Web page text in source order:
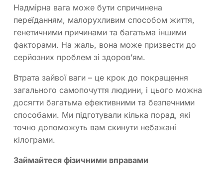
Надмірна вага може бути спричинена
переїданням, малорухливим способом життя,
генетичними причинами та багатьма іншими
факторами. На жаль, вона може призвести до
серйозних проблем зі здоров’ям.
Втрата зайвої ваги – це крок до покращення
загального самопочуття людини, і цього можна
досягти багатьма ефективними та безпечними
способами. Ми підготували кілька порад, які
точно допоможуть вам скинути небажані
кілограми.
Займайтеся фізичними вправами